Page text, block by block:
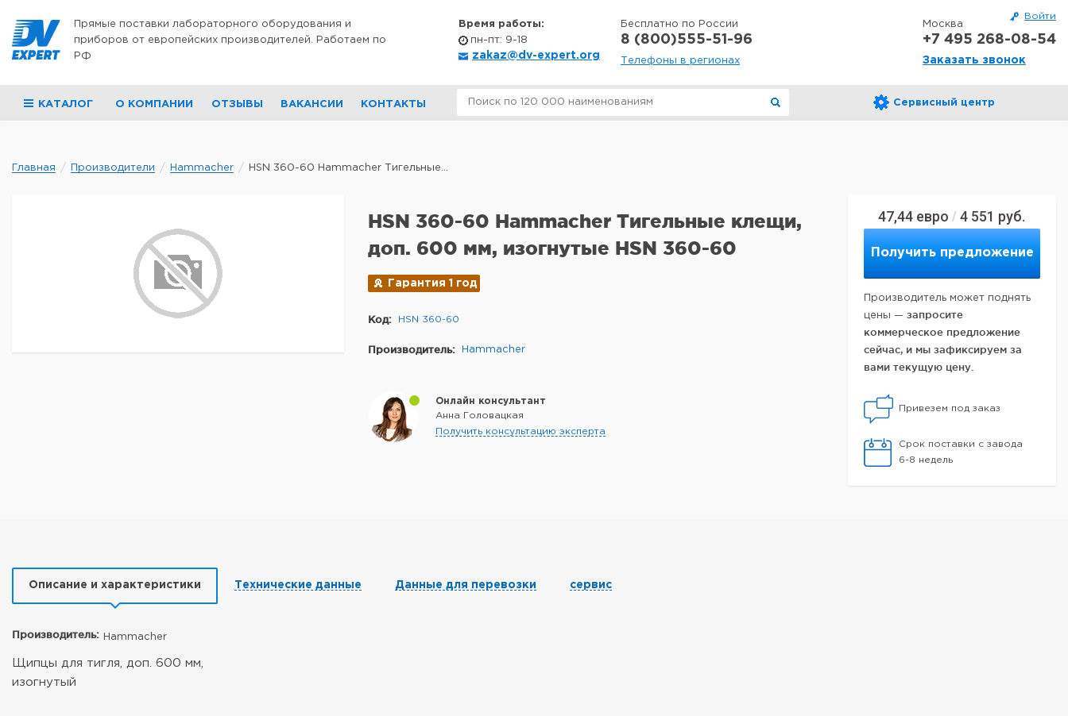
Войти
Прямые поставки лабораторного оборудования и
приборов от европейских производителей. Работаем по
РФ
Время работы:
пн-пт: 9-18
zakaz@dv-expert.org
Бесплатно по России
8 (800)555-51-96
Телефоны в регионах
Москва
+7 495 268-08-54
Заказать звонок
КАТАЛОГ О КОМПАНИИ ОТЗЫВЫ ВАКАНСИИ КОНТАКТЫ Сервисный центр
Главная Производители Hammacher HSN 360-60 Hammacher Тигельные...
47,44 евро / 4 551 руб.
Получить предложение
Производитель может поднять
цены — запросите
коммерческое предложение
сейчас, и мы зафиксируем за
вами текущую цену.
Привезем под заказ
Срок поставки с завода
6-8 недель
HSN 360-60 Hammacher Тигельные клещи,
доп. 600 мм, изогнутые HSN 360-60
Гарантия 1 год
Код: HSN 360-60
Производитель: Hammacher
Онлайн консультант
Анна Головацкая
Получить консультацию эксперта
Описание и характеристики Технические данные Данные для перевозки сервис
Производитель: Hammacher
Щипцы для тигля, доп. 600 мм,
изогнутый